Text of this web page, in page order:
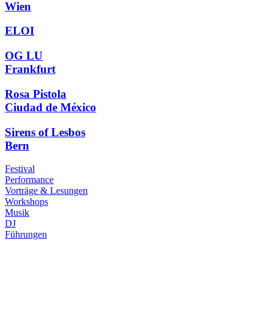
Wien
ELOI
OG LU
Frankfurt
Rosa Pistola
Ciudad de México
Sirens of Lesbos
Bern
Festival
Performance
Vorträge & Lesungen
Workshops
Musik
DJ
Führungen